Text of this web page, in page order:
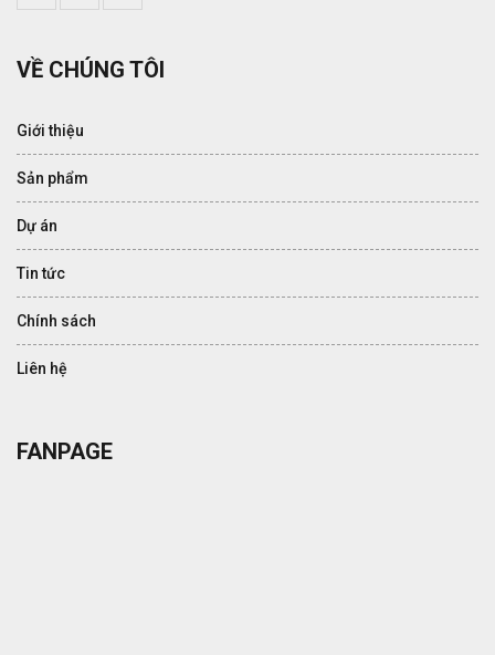
VỀ CHÚNG TÔI
Giới thiệu
Sản phẩm
Dự án
Tin tức
Chính sách
Liên hệ
FANPAGE